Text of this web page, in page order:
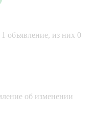
1 объявление, из них 0
об изменении